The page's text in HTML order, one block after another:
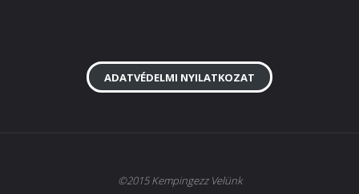
ADATVÉDELMI NYILATKOZAT
©2015 Kempingezz Velünk